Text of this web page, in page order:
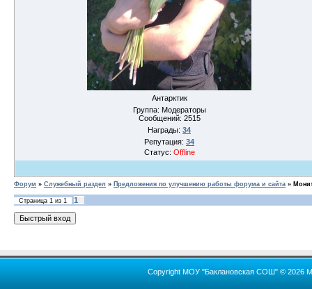
Антарктик
Группа: Модераторы
Сообщений: 2515
Награды: 34
Репутация: 34
Статус: Offline
Форум » Служебный раздел » Предложения по улучшению работы форума и сайта »
Страница 1 из 1 1
Copyright МОУ "Баклановская СОШ" © 2026